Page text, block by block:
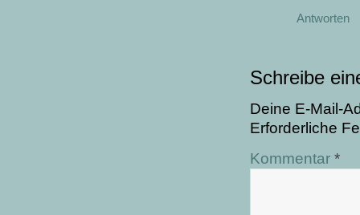
Antworten
Schreibe
Deine E-Mail-
Erforderliche
Kommentar *